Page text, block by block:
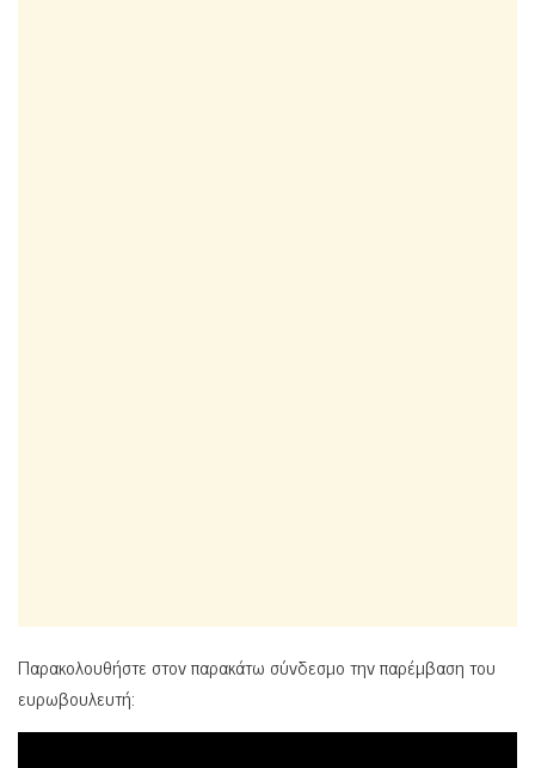
Παρακολουθήστε στον παρακάτω σύνδεσμο την παρέμβαση του
ευρωβουλευτή: